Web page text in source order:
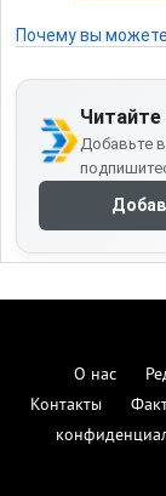
Почему вы
Читайте
Добавьте
О нас
Контакты